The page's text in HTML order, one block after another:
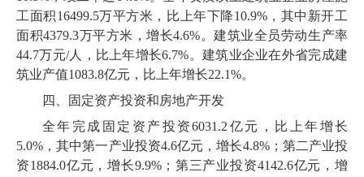
工面积16499.5万平方米，比上年下降10.9%，其中新开工
面积4379.3万平方米，增长4.6%。建筑业全员劳动生产率
44.7万元/人，比上年增长6.7%。建筑业企业在外省完成建
筑业产值1083.8亿元，比上年增长22.1%。
四、固定资产投资和房地产开发
全年完成固定资产投资6031 .2 亿元，比上年增长
5.0%，其中第一产业投资4.6亿元，增长4.8%；第二产业投
资1884.0亿元，增长9.9%；第三产业投资4142.6亿元，增